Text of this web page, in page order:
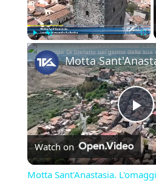
Play Unmute
Watch on
Motta Sant'Anastasia.